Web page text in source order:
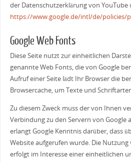
der Datenschutzerklärung von YouTube
https://www.google.de/intl/de/policies/
Google Web Fonts
Diese Seite nutzt zur einheitlichen
genannte Web Fonts, die von Google
Aufruf einer Seite lädt Ihr Browser die
Browsercache, um Texte und
Zu diesem Zweck muss der von Ihnen
Verbindung zu den Servern von Google
erlangt Google Kenntnis darüber, dass
Website aufgerufen wurde. Die Nutzung
erfolgt im Interesse einer einheitlichen